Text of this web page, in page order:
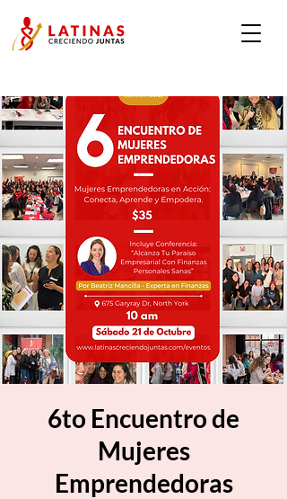
6to Encuentro de
Mujeres
Emprendedoras